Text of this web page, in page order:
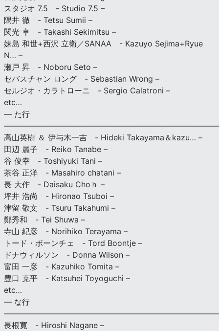
スタジオ 7.5 - Studio 7.5 –
隅井 徹 - Tetsu Sumii –
関光 卓 - Takashi Sekimitsu –
妹島 和世+西沢 立衛／SANAA - Kazuyo Sejima+Ryue
N… –
瀬戸 昇 - Noboru Seto –
セバスチャン ロング - Sebastian Wrong –
セルジオ・カラトローニ - Sergio Calatroni –
etc…
— た行
高山英樹 ＆ 伊与木一吉 - Hideki Takayama＆kazu… –
田辺 麗子 - Reiko Tanabe –
谷 俊幸 - Toshiyuki Tani –
茶谷 正洋 - Masahiro chatani –
長 大作 - Daisaku Choｈ –
坪井 浩尚 - Hironao Tsuboi –
津留 敬文 - Tsuru Takahumi –
鄭秀和 - Tei Shuwa –
寺山 紀彦 - Norihiko Terayama –
トード・ボーンチェ - Tord Boontje –
ドナウィルソン - Donna Wilson –
富田 一彦 - Kazuhiko Tomita –
豊口 克平 - Katsuhei Toyoguchi –
etc…
— な行
長根寛 - Hiroshi Nagane –